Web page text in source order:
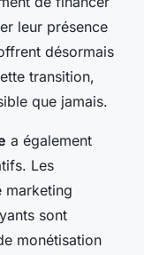
leur présence
désormais
transition,
que jamais.
a également
Les
marketing
sont
monétisation